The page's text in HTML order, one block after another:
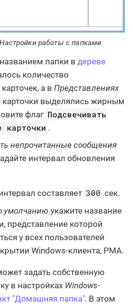
работы с папками
папки в дереве
количество
а в Представлениях
карточки выделялись жирным
флаг Подсвечивать
карточки .
непрочитанные сообщения
интервал обновления
составляет 300 сек.
умолчанию укажите название
представление которой
у всех пользователей
Windows-клиента, РМА.
задать собственную
в настройках Windows-
"Домашняя папка". В этом